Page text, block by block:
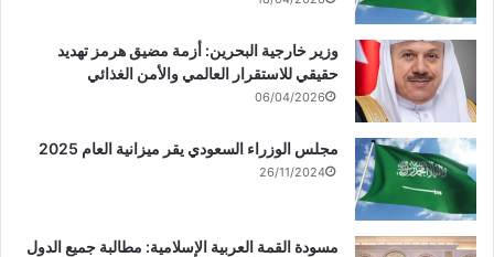
وزير خارجية البحرين: أزمة مضيق هرمز تهديد
حقيقي للاستقرار العالمي والأمن الغذائي
06/04/2026
مجلس الوزراء السعودي يقر ميزانية العام 2025
26/11/2024
مسودة القمة العربية الإسلامية: مطالبة جميع الدول